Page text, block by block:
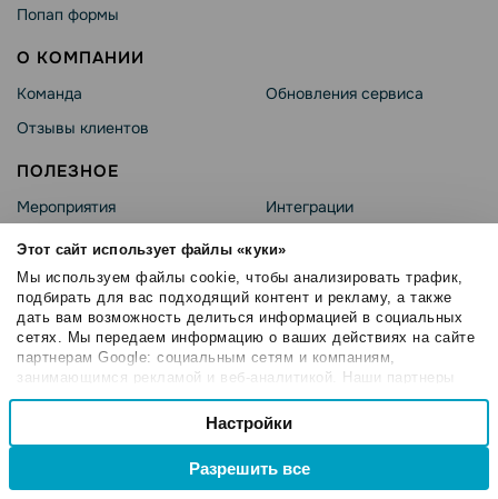
Этот сайт использует файлы «куки»
Мы используем файлы cookie, чтобы анализировать трафик,
подбирать для вас подходящий контент и рекламу, а также
дать вам возможность делиться информацией в социальных
сетях. Мы передаем информацию о ваших действиях на сайте
партнерам Google: социальным сетям и компаниям,
занимающимся рекламой и веб-аналитикой. Наши партнеры
могут комбинировать эти сведения с предоставленной вами
информацией, а также данными, которые они получили при
использовании вами их сервисов.
Выбор
Настроечные
Настройки
Разрешить все
Попап формы
О КОМПАНИИ
Команда
Отзывы клиентов
Обновления сервиса
ПОЛЕЗНОЕ
Мероприятия
Академия SendPulse
База знаний
Глоссарий
Блог
Интеграции
MCP-сервер
Каталог экспертов
Реферальная программа
Все партнерские
программы
Поддержка стартапов